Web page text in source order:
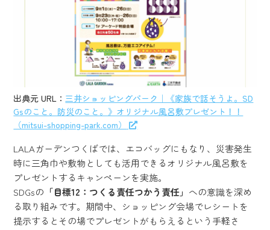
出典元 URL： 三井ショッピングパーク｜《家族で話そうよ。SD
Gsのこと。防災のこと。》オリジナル風呂敷プレゼント！！
（mitsui-shopping-park.com）
LALAガーデンつくばでは、エコバッグにもなり、災害発生
時に三角巾や敷物としても活用できるオリジナル風呂敷を
プレゼントするキャンペーンを実施。
SDGsの 「目標12：つくる責任つかう責任」 への意識を深め
る取り組みです。期間中、ショッピング会場でレシートを
提示するとその場でプレゼントがもらえるという手軽さ